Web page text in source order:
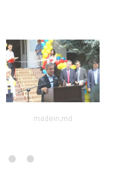
madein.md